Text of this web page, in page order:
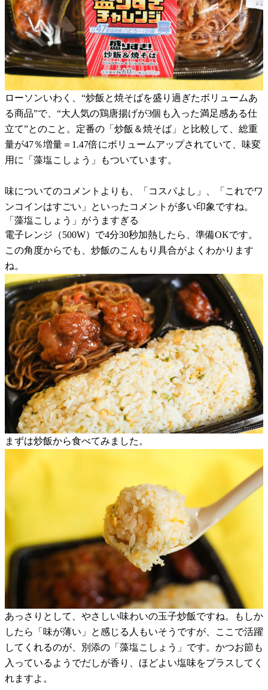
ローソンいわく、“炒飯と焼そばを盛り過ぎたボリュームあ
る商品”で、“大人気の鶏唐揚げが3個も入った満足感ある仕
立て”とのこと。定番の「炒飯＆焼そば」と比較して、総重
量が47％増量＝1.47倍にボリュームアップされていて、味変
用に「藻塩こしょう」もついています。
味についてのコメントよりも、「コスパよし」、「これでワ
ンコインはすごい」といったコメントが多い印象ですね。
「藻塩こしょう」がうますぎる
電子レンジ（500W）で4分30秒加熱したら、準備OKです。
この角度からでも、炒飯のこんもり具合がよくわかります
ね。
まずは炒飯から食べてみました。
あっさりとして、やさしい味わいの玉子炒飯ですね。もしか
したら「味が薄い」と感じる人もいそうですが、ここで活躍
してくれるのが、別添の「藻塩こしょう」です。かつお節も
入っているようでだしが香り、ほどよい塩味をプラスしてく
れますよ。